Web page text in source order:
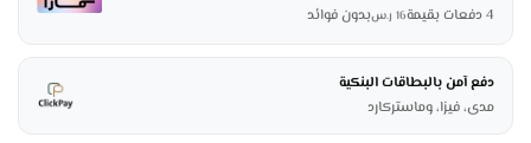
4 دفعات بقيمة
16 ر.سبدون فوائد
دفع آمن بالبطاقات البنكية
مدى، فيزا، وماستركارد